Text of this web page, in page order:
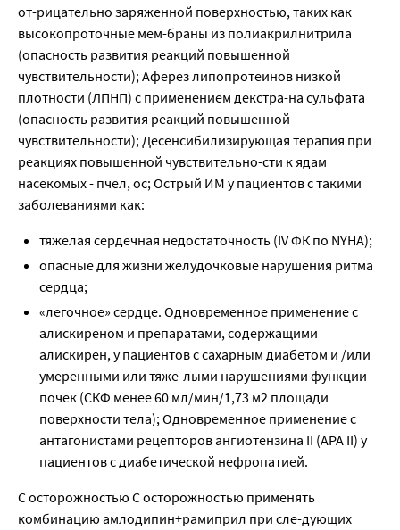
от-рицательно заряженной поверхностью, таких как
высокопроточные мем-браны из полиакрилнитрила
(опасность развития реакций повышенной
чувствительности); Аферез липопротеинов низкой
плотности (ЛПНП) с применением декстра-на сульфата
(опасность развития реакций повышенной
чувствительности); Десенсибилизирующая терапия при
реакциях повышенной чувствительно-сти к ядам
насекомых - пчел, ос; Острый ИМ у пациентов с такими
заболеваниями как:
тяжелая сердечная недостаточность (ΙV ФК по NYHA);
опасные для жизни желудочковые нарушения ритма
сердца;
«легочное» сердце. Одновременное применение с
алискиреном и препаратами, содержащими
алискирен, у пациентов с сахарным диабетом и /или
умеренными или тяже-лыми нарушениями функции
почек (СКФ менее 60 мл/мин/1,73 м2 площади
поверхности тела); Одновременное применение с
антагонистами рецепторов ангиотензина ΙΙ (АРА ΙΙ) у
пациентов с диабетической нефропатией.
С осторожностью С осторожностью применять
комбинацию амлодипин+рамиприл при сле-дующих